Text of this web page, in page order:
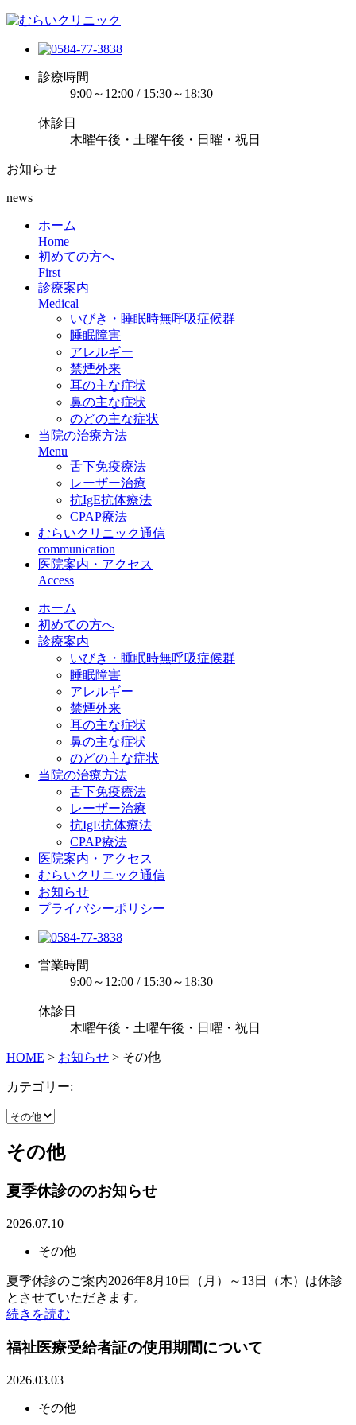
診療時間
9:00～12:00 / 15:30～18:30
休診日
木曜午後・土曜午後・日曜・祝日
お知らせ
news
ホーム
Home
初めての方へ
First
診療案内
Medical
いびき・睡眠時無呼吸症候群
睡眠障害
アレルギー
禁煙外来
耳の主な症状
鼻の主な症状
のどの主な症状
当院の治療方法
Menu
舌下免疫療法
レーザー治療
抗IgE抗体療法
CPAP療法
むらいクリニック通信
communication
医院案内・アクセス
Access
ホーム
初めての方へ
診療案内
いびき・睡眠時無呼吸症候群
睡眠障害
アレルギー
禁煙外来
耳の主な症状
鼻の主な症状
のどの主な症状
当院の治療方法
舌下免疫療法
レーザー治療
抗IgE抗体療法
CPAP療法
医院案内・アクセス
むらいクリニック通信
お知らせ
プライバシーポリシー
営業時間
9:00～12:00 / 15:30～18:30
休診日
木曜午後・土曜午後・日曜・祝日
HOME > お知らせ > その他
カテゴリー:
その他
夏季休診ののお知らせ
2026.07.10
その他
夏季休診のご案内2026年8月10日（月）～13日（木）は休診
とさせていただきます。
続きを読む
福祉医療受給者証の使用期間について
2026.03.03
その他